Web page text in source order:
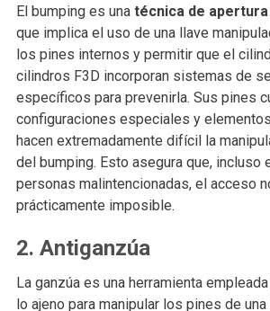
El bumping es una técnica de
que implica el uso de una llave
los pines internos y permitir que el
cilindros F3D incorporan sistemas de
específicos para prevenirla. Sus pines
configuraciones especiales y
hacen extremadamente difícil la
del bumping. Esto asegura que, incluso
personas malintencionadas, el acceso
prácticamente imposible.
2. Antiganzúa
La ganzúa es una herramienta
lo ajeno para manipular los pines de